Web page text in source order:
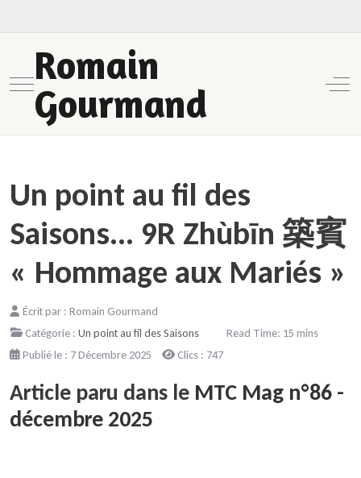
Mobile Menu Toggle
Romain
Gourmand
Off-
Un point au fil des
Saisons... 9R Zhùbīn 築賓
« Hommage aux Mariés »
Écrit par : Romain Gourmand
Catégorie : Un point au fil des Saisons
Read Time: 15 mins
Publié le : 7 Décembre 2025
Clics : 747
Article paru dans le MTC Mag n°86 -
décembre 2025